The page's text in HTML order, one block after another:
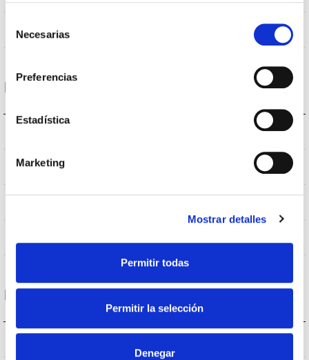
Necesarias
Preferencias
Estadística
Marketing
Mostrar detalles
Permitir todas
Permitir la selección
Denegar
Empalmable
Données optiques
4.000K
CRI Indice de rendu des couleurs >70
Logement et finition